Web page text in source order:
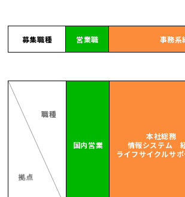
募集職種 営業職 事務系
拠点
職種
国内営業
本社総務
情報システム
ライフサイクルサ